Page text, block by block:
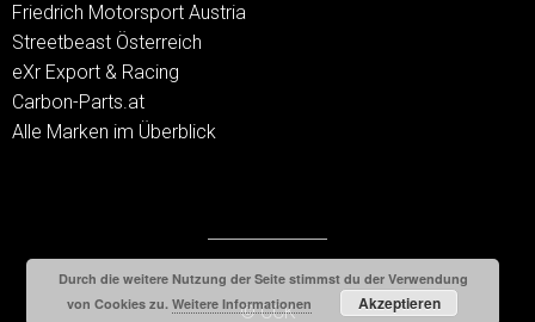
Friedrich Motorsport Austria
Streetbeast Österreich
eXr Export & Racing
Carbon-Parts.at
Alle Marken im Überblick
© CCK
Durch die weitere Nutzung der Seite stimmst du der Verwendung
von Cookies zu.Weitere Informationen Akzeptieren